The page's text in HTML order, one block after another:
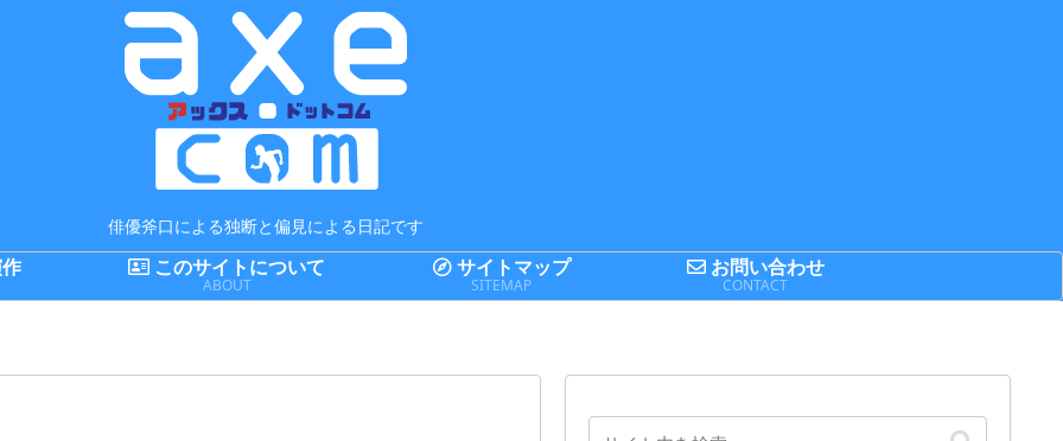
俳優斧口による独断と偏見による日記です
このサイトについて
ABOUT
サイトマップ
SITEMAP
お問い合わせ
CONTACT